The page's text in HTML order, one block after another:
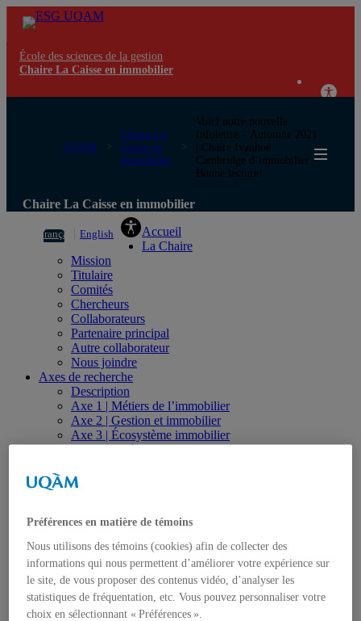
École des sciences de la gestion
Chaire La Caisse en immobilier
UQAM
Chaire La
Caisse en
immobilier
Voici notre nouvelle
Infolettre – Automne 2021
| Chaire Ivanhoé
Cambridge d’immobilier –
Bonne lecture!
Chaire La Caisse en immobilier
Français English
Accueil
La Chaire
Mission
Titulaire
Comités
Chercheurs
Collaborateurs
Partenaire principal
Autre collaborateur
Nous joindre
Axes de recherche
Description
Axe 1 | Métiers de l’immobilier
Axe 2 | Gestion et immobilier
Axe 3 | Écosystème immobilier
Axe 4 | Ingénierie de la valeur
Axe 6 | Innovation, transfert et valorisation
Réalisations
Articles
Livres, monographies et actes de colloque
Rapports de recherche
Réalisations et productions vidéo
Colloques, communications et conférences
Revue de presse
Préférences en matière de témoins
Nous utilisons des témoins (cookies) afin de collecter des
informations qui nous permettent d’améliorer votre expérience sur
le site, de vous proposer des contenus vidéo, d’analyser les
statistiques de fréquentation, etc. Vous pouvez personnaliser votre
choix en sélectionnant « Préférences ».